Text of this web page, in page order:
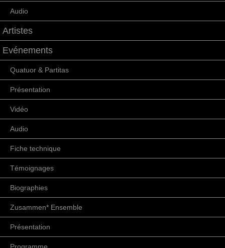
Audio
Artistes
Evénements
Quatuor & Partitas
Présentation
Vidéo
Audio
Fiche technique
Témoignages
Biographies
Zusammen* Ensemble
Présentation